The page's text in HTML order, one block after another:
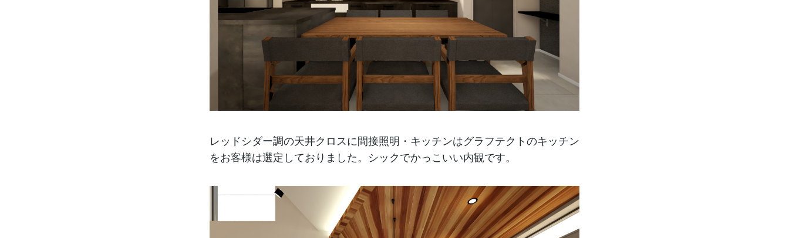
レッドシダー調の天井クロスに間接照明・キッチンはグラフテクトのキッチン
をお客様は選定しておりました。シックでかっこいい内観です。